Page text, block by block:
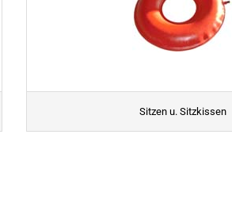
Sitzen u. Sitzkissen